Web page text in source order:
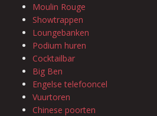
Moulin Rouge
Showtrappen
Loungebanken
Podium huren
Cocktailbar
Big Ben
Engelse telefooncel
Vuurtoren
Chinese poorten